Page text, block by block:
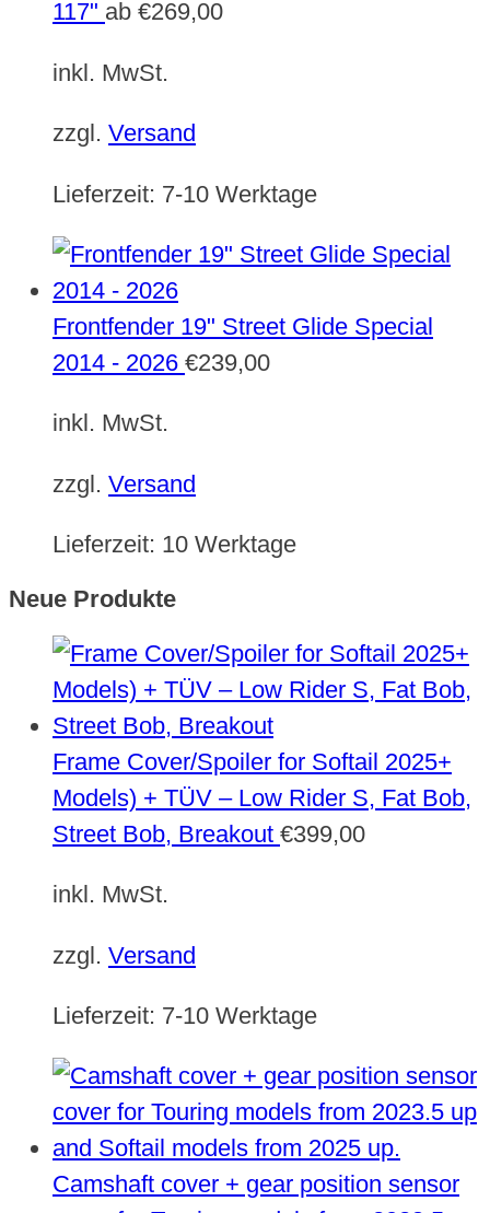
117" ab €269,00
inkl. MwSt.
zzgl. Versand
Lieferzeit: 7-10 Werktage
Frontfender 19" Street Glide Special
2014 - 2026 €239,00
inkl. MwSt.
zzgl. Versand
Lieferzeit: 10 Werktage
Neue Produkte
Frame Cover/Spoiler for Softail 2025+
Models) + TÜV – Low Rider S, Fat Bob,
Street Bob, Breakout €399,00
inkl. MwSt.
zzgl. Versand
Lieferzeit: 7-10 Werktage
Camshaft cover + gear position sensor